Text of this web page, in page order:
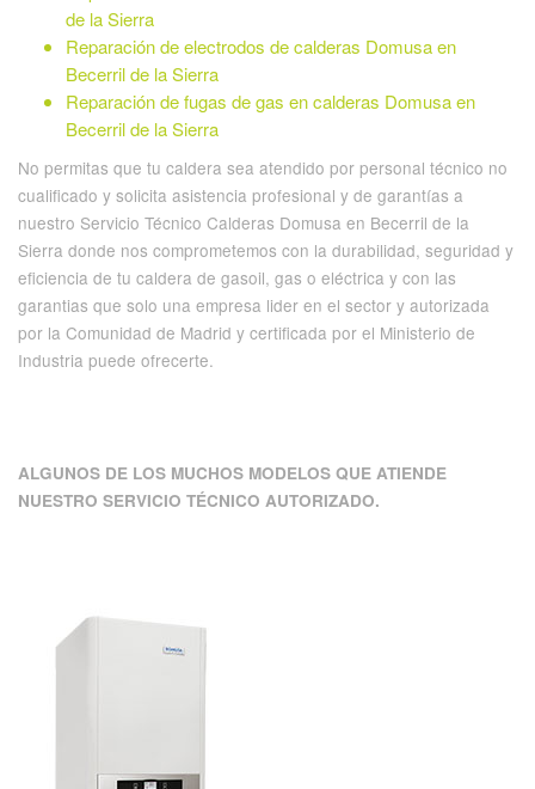
de la Sierra
Reparación de electrodos de calderas Domusa en
Becerril de la Sierra
Reparación de fugas de gas en calderas Domusa en
Becerril de la Sierra
No permitas que tu caldera sea atendido por personal técnico no
cualificado y solicita asistencia profesional y de garantías a
nuestro Servicio Técnico Calderas Domusa en Becerril de la
Sierra donde nos comprometemos con la durabilidad, seguridad y
eficiencia de tu caldera de gasoil, gas o eléctrica y con las
garantias que solo una empresa lider en el sector y autorizada
por la Comunidad de Madrid y certificada por el Ministerio de
Industria puede ofrecerte.
ALGUNOS DE LOS MUCHOS MODELOS QUE ATIENDE
NUESTRO SERVICIO TÉCNICO AUTORIZADO.